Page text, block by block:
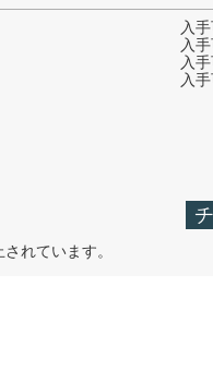
入
入
入
入
れています。